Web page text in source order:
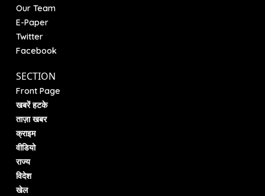
Our Team
E-Paper
Twitter
Facebook
SECTION
Front Page
खबरें हटके
ताज़ा खबर
क्राइम
वीडियो
राज्य
विदेश
खेल